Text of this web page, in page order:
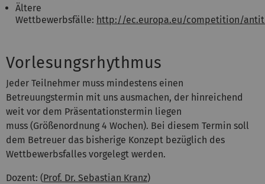
Ältere
Wettbewerbsfälle: http://ec.europa.eu/competition/
Vorlesungsrhythmus
Jeder Teilnehmer muss mindestens einen
Betreuungstermin mit uns ausmachen, der hinreichend
weit vor dem Präsentationstermin liegen
muss (Größenordnung 4 Wochen). Bei diesem Termin soll
dem Betreuer das bisherige Konzept bezüglich des
Wettbewerbsfalles vorgelegt werden.
Dozent: (Prof. Dr. Sebastian Kranz)